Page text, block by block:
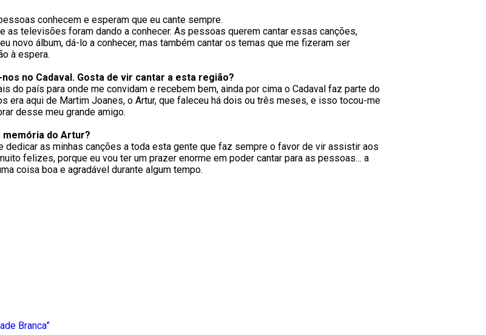
conhecem e esperam que eu cante sempre.
televisões foram dando a conhecer. As pessoas querem cantar essas canções,
novo álbum, dá-lo a conhecer, mas também cantar os temas que me fizeram ser
à espera.
no Cadaval. Gosta de vir cantar a esta região?
do país para onde me convidam e recebem bem, ainda por cima o Cadaval faz parte do
aqui de Martim Joanes, o Artur, que faleceu há dois ou três meses, e isso tocou-me
desse meu grande amigo.
memória do Artur?
dedicar as minhas canções a toda esta gente que faz sempre o favor de vir assistir aos
felizes, porque eu vou ter um prazer enorme em poder cantar para as pessoas… a
coisa boa e agradável durante algum tempo.